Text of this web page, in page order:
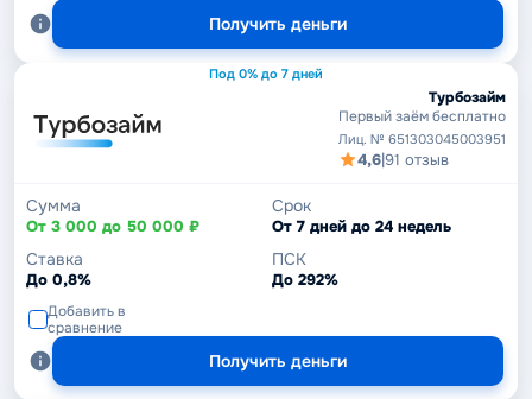
Получить деньги
Под 0% до 7 дней
Турбозайм
Первый заём бесплатно
Лиц. № 651303045003951
4,6|91 отзыв
Сумма
От 3 000 до 50 000 ₽
Срок
От 7 дней до 24 недель
Ставка
До 0,8%
ПСК
До 292%
Добавить в
сравнение
Получить деньги